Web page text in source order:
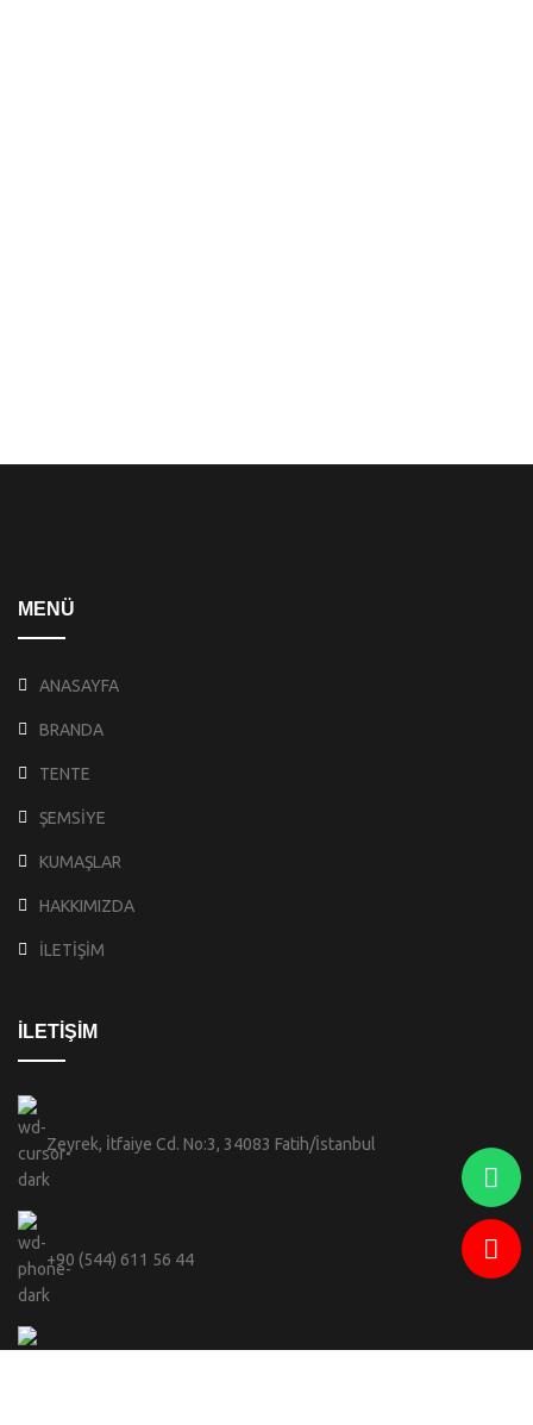
MENÜ
ANASAYFA
BRANDA
TENTE
ŞEMSİYE
KUMAŞLAR
HAKKIMIZDA
İLETİŞİM
İLETİŞİM
Zeyrek, İtfaiye Cd. No:3, 34083 Fatih/İstanbul
+90 (544) 611 56 44